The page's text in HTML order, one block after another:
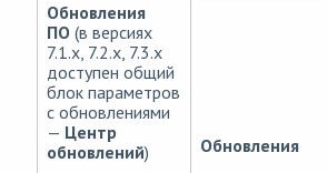
Обновления
ПО (в версиях
7.1.x, 7.2.x, 7.3.x
доступен общий
блок параметров
с обновлениями
— Центр
обновлений) Обновления